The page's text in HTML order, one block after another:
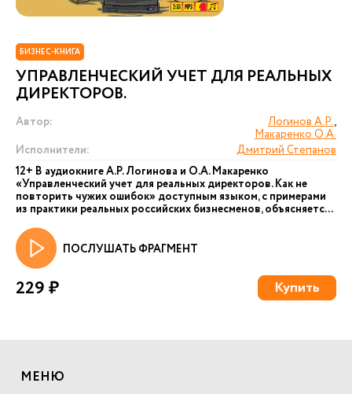
БИЗНЕС-КНИГА
УПРАВЛЕНЧЕСКИЙ УЧЕТ ДЛЯ РЕАЛЬНЫХ
ДИРЕКТОРОВ.
Автор: Логинов А.Р.,
Макаренко О.А.
Исполнители:
Дмитрий Степанов
12+ В аудиокниге А.Р. Логинова и О.А. Макаренко
«Управленческий учет для реальных директоров. Как не
повторить чужих ошибок» доступным языком, с примерами
из практики реальных российских бизнесменов, объясняетс...
ПОСЛУШАТЬ ФРАГМЕНТ
229 ₽ Купить
МЕНЮ